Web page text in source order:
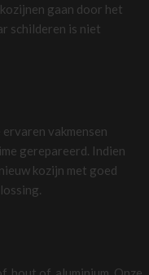
gaan door het
schilderen is niet
vakmensen
gerepareerd. Indien
kozijn met goed